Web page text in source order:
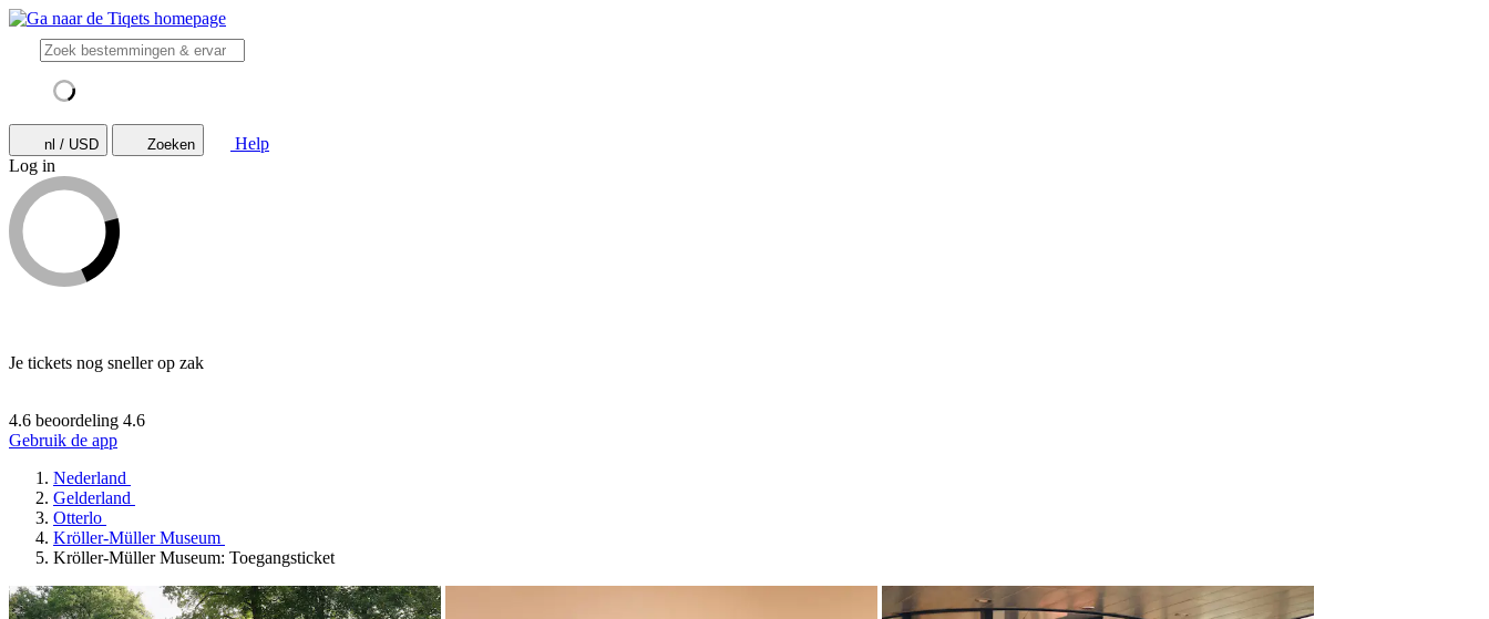
nl / USD Zoeken
Help
Log in
Je tickets nog sneller op zak
4.6 beoordeling 4.6
Gebruik de app
Nederland
Gelderland
Otterlo
Kröller-Müller Museum
Kröller-Müller Museum: Toegangsticket